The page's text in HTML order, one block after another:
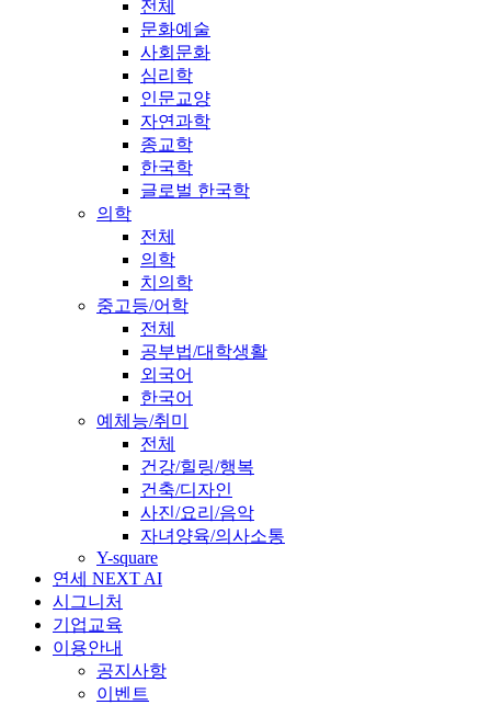
전체
문화예술
사회문화
심리학
인문교양
자연과학
종교학
한국학
글로벌 한국학
의학
전체
의학
치의학
중고등/어학
전체
공부법/대학생활
외국어
한국어
예체능/취미
전체
건강/힐링/행복
건축/디자인
사진/요리/음악
자녀양육/의사소통
Y-square
연세 NEXT AI
시그니처
기업교육
이용안내
공지사항
이벤트